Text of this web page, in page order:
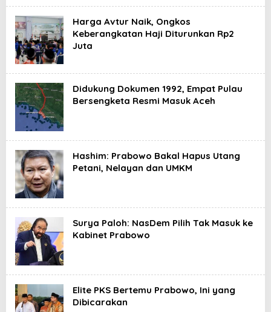
Harga Avtur Naik, Ongkos
Keberangkatan Haji Diturunkan Rp2
Juta
Didukung Dokumen 1992, Empat Pulau
Bersengketa Resmi Masuk Aceh
Hashim: Prabowo Bakal Hapus Utang
Petani, Nelayan dan UMKM
Surya Paloh: NasDem Pilih Tak Masuk ke
Kabinet Prabowo
Elite PKS Bertemu Prabowo, Ini yang
Dibicarakan